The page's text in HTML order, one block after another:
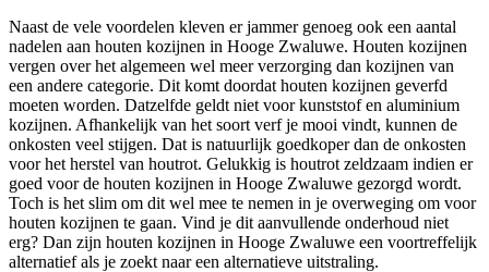
Naast de vele voordelen kleven er jammer genoeg ook een aantal
nadelen aan houten kozijnen in Hooge Zwaluwe. Houten kozijnen
vergen over het algemeen wel meer verzorging dan kozijnen van
een andere categorie. Dit komt doordat houten kozijnen geverfd
moeten worden. Datzelfde geldt niet voor kunststof en aluminium
kozijnen. Afhankelijk van het soort verf je mooi vindt, kunnen de
onkosten veel stijgen. Dat is natuurlijk goedkoper dan de onkosten
voor het herstel van houtrot. Gelukkig is houtrot zeldzaam indien er
goed voor de houten kozijnen in Hooge Zwaluwe gezorgd wordt.
Toch is het slim om dit wel mee te nemen in je overweging om voor
houten kozijnen te gaan. Vind je dit aanvullende onderhoud niet
erg? Dan zijn houten kozijnen in Hooge Zwaluwe een voortreffelijk
alternatief als je zoekt naar een alternatieve uitstraling.